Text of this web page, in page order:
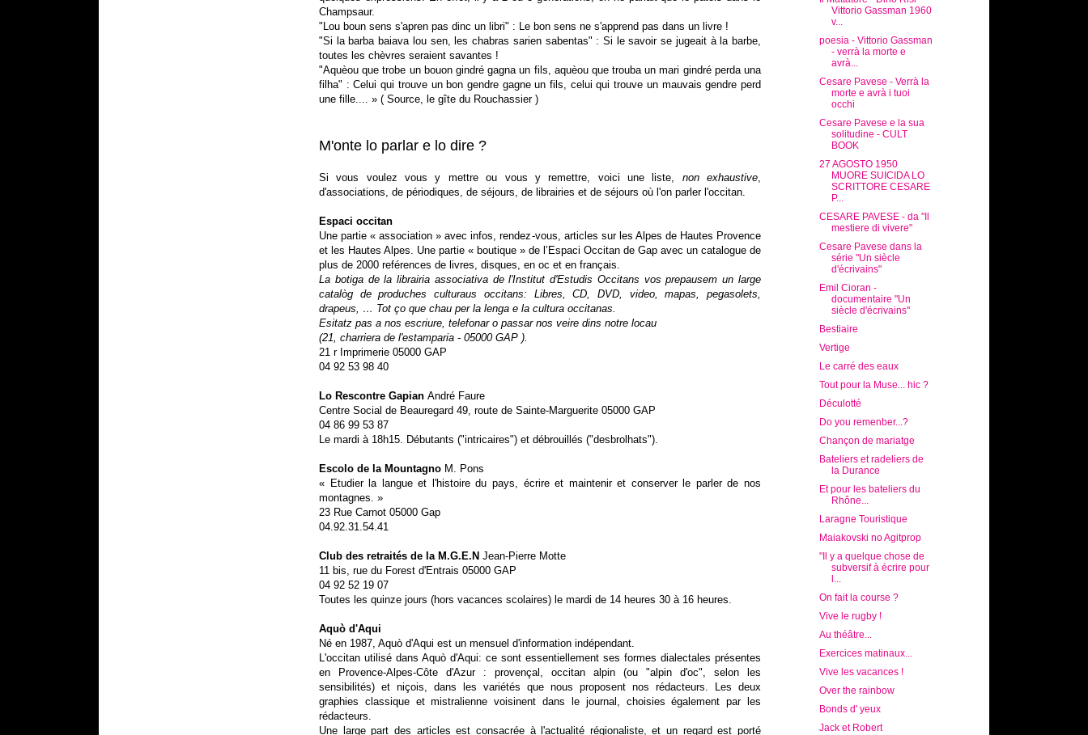
Champsaur.
"Lou boun sens s'apren pas dinc un libri" : Le bon sens ne s'apprend pas dans un livre !
"Si la barba baiava lou sen, les chabras sarien sabentas" : Si le savoir se jugeait à la barbe,
toutes les chèvres seraient savantes !
"Aquèou que trobe un bouon gindré gagna un fils, aquèou que trouba un mari gindré perda una
filha" : Celui qui trouve un bon gendre gagne un fils, celui qui trouve un mauvais gendre perd
une fille.... » ( Source, le gîte du Rouchassier )
M'onte lo parlar e lo dire ?
Si vous voulez vous y mettre ou vous y remettre, voici une liste, non exhaustive
d'associations, de périodiques, de séjours, de librairies et de séjours où l'on parler l'occitan.
Espaci occitan
Une partie « association » avec infos, rendez-vous, articles sur les Alpes de Hautes Provence
et les Hautes Alpes. Une partie « boutique » de l’Espaci Occitan de Gap avec un catalogue de
plus de 2000 reférences de livres, disques, en oc et en français.
La botiga de la librairia associativa de l'Institut d'Estudis Occitans vos prepausem un large
catalòg de produches culturaus occitans: Libres, CD, DVD, video, mapas, pegasolets,
drapeus, … Tot ço que chau per la lenga e la cultura occitanas.
Esitatz pas a nos escriure, telefonar o passar nos veire dins notre locau
(21, charriera de l'estamparia - 05000 GAP ).
21 r Imprimerie 05000 GAP
04 92 53 98 40
Lo Rescontre Gapian André Faure
Centre Social de Beauregard 49, route de Sainte-Marguerite 05000 GAP
04 86 99 53 87
Le mardi à 18h15. Débutants ("intricaires") et débrouillés ("desbrolhats").
Escolo de la Mountagno M. Pons
« Etudier la langue et l'histoire du pays, écrire et maintenir et conserver le parler de nos
montagnes. »
23 Rue Carnot 05000 Gap
04.92.31.54.41
Club des retraités de la M.G.E.N Jean-Pierre Motte
11 bis, rue du Forest d'Entrais 05000 GAP
04 92 52 19 07
Toutes les quinze jours (hors vacances scolaires) le mardi de 14 heures 30 à 16 heures.
Aquò d'Aqui
Né en 1987, Aquò d'Aqui est un mensuel d'information indépendant.
L'occitan utilisé dans Aquò d'Aqui: ce sont essentiellement ses formes dialectales présentes
en Provence-Alpes-Côte d'Azur : provençal, occitan alpin (ou "alpin d'oc", selon les
sensibilités) et niçois, dans les variétés que nous proposent nos rédacteurs. Les deux
graphies classique et mistralienne voisinent dans le journal, choisies également par les
rédacteurs.
Une large part des articles est consacrée à l'actualité régionaliste, et un regard est porté
Vittorio Gassman 1960
v...
poesia - Vittorio Gassman
- verrà la morte e
avrà...
Cesare Pavese - Verrà la
morte e avrà i tuoi
occhi
Cesare Pavese e la sua
solitudine - CULT
BOOK
27 AGOSTO 1950
MUORE SUICIDA LO
SCRITTORE CESARE
P...
CESARE PAVESE - da "Il
mestiere di vivere"
Cesare Pavese dans la
série "Un siècle
d'écrivains"
Emil Cioran -
documentaire "Un
siècle d'écrivains"
Bestiaire
Vertige
Le carré des eaux
Tout pour la Muse... hic ?
Déculotté
Do you remenber...?
Chançon de mariatge
Bateliers et radeliers de
la Durance
Et pour les bateliers du
Rhône...
Laragne Touristique
Maiakovski no Agitprop
"Il y a quelque chose de
subversif à écrire pour
l...
On fait la course ?
Vive le rugby !
Au théâtre...
Exercices matinaux...
Vive les vacances !
Over the rainbow
Bonds d' yeux
Jack et Robert